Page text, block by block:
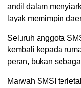
andil dalam
layak memimpin
Seluruh anggota
kembali kepada
peran, bukan
Marwah SMSI